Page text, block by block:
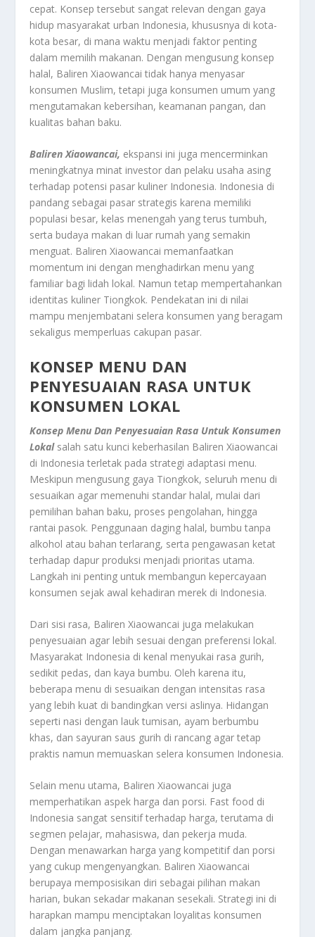
cepat. Konsep tersebut sangat relevan dengan gaya
hidup masyarakat urban Indonesia, khususnya di kota-
kota besar, di mana waktu menjadi faktor penting
dalam memilih makanan. Dengan mengusung konsep
halal, Baliren Xiaowancai tidak hanya menyasar
konsumen Muslim, tetapi juga konsumen umum yang
mengutamakan kebersihan, keamanan pangan, dan
kualitas bahan baku.
Baliren Xiaowancai, ekspansi ini juga mencerminkan
meningkatnya minat investor dan pelaku usaha asing
terhadap potensi pasar kuliner Indonesia. Indonesia di
pandang sebagai pasar strategis karena memiliki
populasi besar, kelas menengah yang terus tumbuh,
serta budaya makan di luar rumah yang semakin
menguat. Baliren Xiaowancai memanfaatkan
momentum ini dengan menghadirkan menu yang
familiar bagi lidah lokal. Namun tetap mempertahankan
identitas kuliner Tiongkok. Pendekatan ini di nilai
mampu menjembatani selera konsumen yang beragam
sekaligus memperluas cakupan pasar.
KONSEP MENU DAN
PENYESUAIAN RASA UNTUK
KONSUMEN LOKAL
Konsep Menu Dan Penyesuaian Rasa Untuk Konsumen
Lokal salah satu kunci keberhasilan Baliren Xiaowancai
di Indonesia terletak pada strategi adaptasi menu.
Meskipun mengusung gaya Tiongkok, seluruh menu di
sesuaikan agar memenuhi standar halal, mulai dari
pemilihan bahan baku, proses pengolahan, hingga
rantai pasok. Penggunaan daging halal, bumbu tanpa
alkohol atau bahan terlarang, serta pengawasan ketat
terhadap dapur produksi menjadi prioritas utama.
Langkah ini penting untuk membangun kepercayaan
konsumen sejak awal kehadiran merek di Indonesia.
Dari sisi rasa, Baliren Xiaowancai juga melakukan
penyesuaian agar lebih sesuai dengan preferensi lokal.
Masyarakat Indonesia di kenal menyukai rasa gurih,
sedikit pedas, dan kaya bumbu. Oleh karena itu,
beberapa menu di sesuaikan dengan intensitas rasa
yang lebih kuat di bandingkan versi aslinya. Hidangan
seperti nasi dengan lauk tumisan, ayam berbumbu
khas, dan sayuran saus gurih di rancang agar tetap
praktis namun memuaskan selera konsumen Indonesia.
Selain menu utama, Baliren Xiaowancai juga
memperhatikan aspek harga dan porsi. Fast food di
Indonesia sangat sensitif terhadap harga, terutama di
segmen pelajar, mahasiswa, dan pekerja muda.
Dengan menawarkan harga yang kompetitif dan porsi
yang cukup mengenyangkan. Baliren Xiaowancai
berupaya memposisikan diri sebagai pilihan makan
harian, bukan sekadar makanan sesekali. Strategi ini di
harapkan mampu menciptakan loyalitas konsumen
dalam jangka panjang.